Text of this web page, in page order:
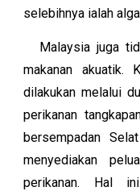
selebihnya ialah
Malaysia juga
makanan akuatik.
dilakukan melalui
perikanan
bersempadan
menyediakan
perikanan. Hal